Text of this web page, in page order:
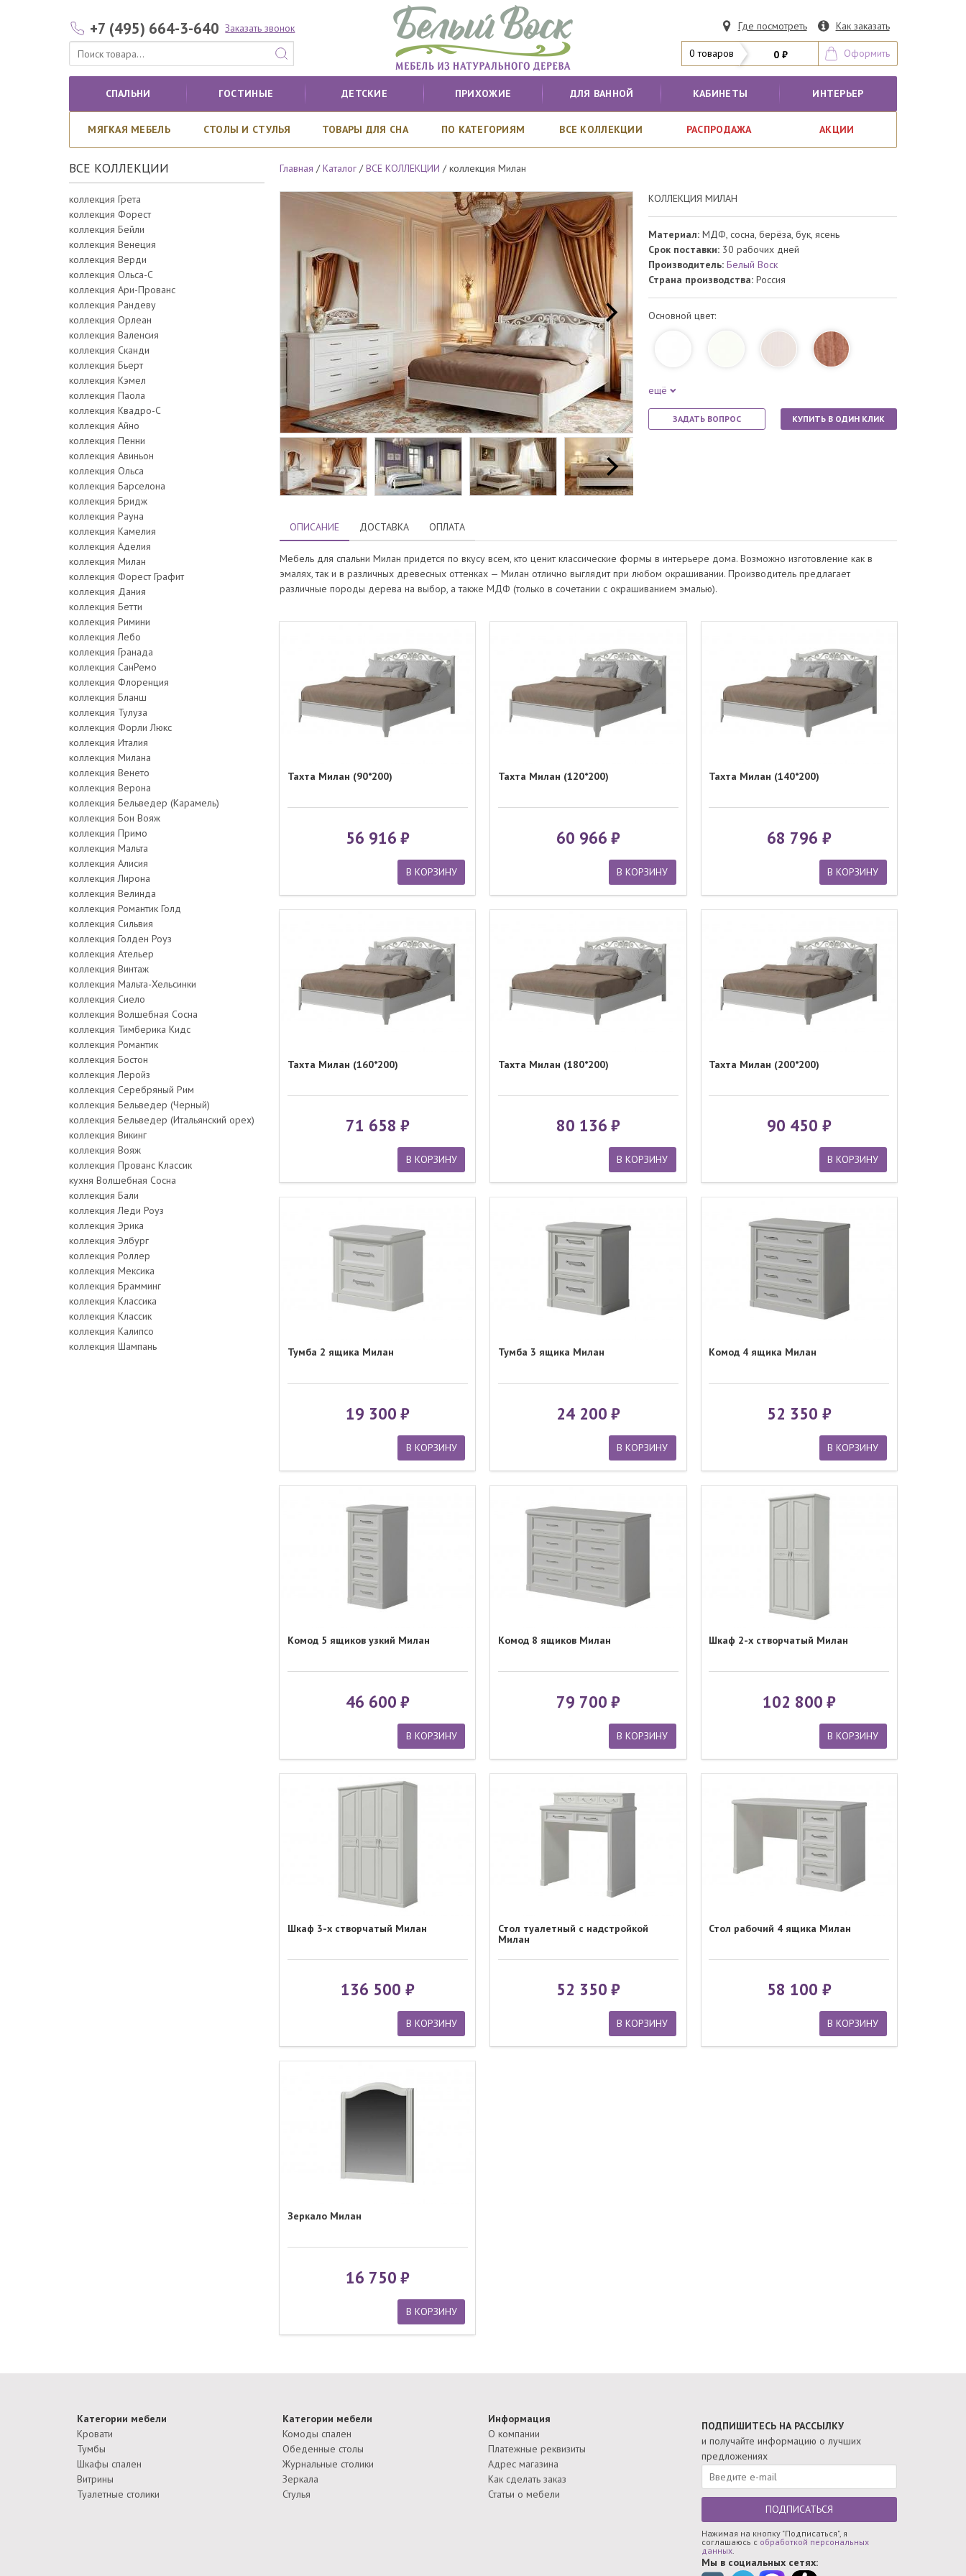
+7 (495) 664-3-640 Заказать звонок Где посмотреть Как заказать
0 товаров 0 ₽ Оформить
СПАЛЬНИ ГОСТИНЫЕ ДЕТСКИЕ ПРИХОЖИЕ ДЛЯ ВАННОЙ КАБИНЕТЫ ИНТЕРЬЕР
МЯГКАЯ МЕБЕЛЬ СТОЛЫ И СТУЛЬЯ ТОВАРЫ ДЛЯ СНА ПО КАТЕГОРИЯМ ВСЕ КОЛЛЕКЦИИ РАСПРОДАЖА АКЦИИ
ВСЕ КОЛЛЕКЦИИ
коллекция Грета
коллекция Форест
коллекция Бейли
коллекция Венеция
коллекция Верди
коллекция Ольса-С
коллекция Ари-Прованс
коллекция Рандеву
коллекция Орлеан
коллекция Валенсия
коллекция Сканди
коллекция Бьерт
коллекция Кэмел
коллекция Паола
коллекция Квадро-С
коллекция Айно
коллекция Пенни
коллекция Авиньон
коллекция Ольса
коллекция Барселона
коллекция Бридж
коллекция Рауна
коллекция Камелия
коллекция Аделия
коллекция Милан
коллекция Форест Графит
коллекция Дания
коллекция Бетти
коллекция Римини
коллекция Лебо
коллекция Гранада
коллекция СанРемо
коллекция Флоренция
коллекция Бланш
коллекция Тулуза
коллекция Форли Люкс
коллекция Италия
коллекция Милана
коллекция Венето
коллекция Верона
коллекция Бельведер (Карамель)
коллекция Бон Вояж
коллекция Примо
коллекция Мальта
коллекция Алисия
коллекция Лирона
коллекция Велинда
коллекция Романтик Голд
коллекция Сильвия
коллекция Голден Роуз
коллекция Ательер
коллекция Винтаж
коллекция Мальта-Хельсинки
коллекция Сиело
коллекция Волшебная Сосна
коллекция Тимберика Кидс
коллекция Романтик
коллекция Бостон
коллекция Леройз
коллекция Серебряный Рим
коллекция Бельведер (Черный)
коллекция Бельведер (Итальянский орех)
коллекция Викинг
коллекция Вояж
коллекция Прованс Классик
кухня Волшебная Сосна
коллекция Бали
коллекция Леди Роуз
коллекция Эрика
коллекция Элбург
коллекция Роллер
коллекция Мексика
коллекция Брамминг
коллекция Классика
коллекция Классик
коллекция Калипсо
коллекция Шампань
Главная /Каталог /ВСЕ КОЛЛЕКЦИИ /коллекция Милан
КОЛЛЕКЦИЯ МИЛАН
Материал:МДФ, сосна, берёза, бук, ясень
Срок поставки: 30 рабочих дней
Производитель:Белый Воск
Страна производства: Россия
Основной цвет:
ещё
ЗАДАТЬ ВОПРОС КУПИТЬ В ОДИН КЛИК
ОПИСАНИЕ ДОСТАВКА ОПЛАТА
Мебель для спальни Милан придется по вкусу всем, кто ценит классические формы в интерьере дома. Возможно изготовление как в
эмалях, так и в различных древесных оттенках — Милан отлично выглядит при любом окрашивании. Производитель предлагает
различные породы дерева на выбор, а также МДФ (только в сочетании с окрашиванием эмалью).
Тахта Милан (90*200)
56 916
В КОРЗИНУ
Тахта Милан (120*200)
60 966
В КОРЗИНУ
Тахта Милан (140*200)
68 796
В КОРЗИНУ
Тахта Милан (160*200)
71 658
В КОРЗИНУ
Тахта Милан (180*200)
80 136
В КОРЗИНУ
Тахта Милан (200*200)
90 450
В КОРЗИНУ
Тумба 2 ящика Милан
19 300
В КОРЗИНУ
Тумба 3 ящика Милан
24 200
В КОРЗИНУ
Комод 4 ящика Милан
52 350
В КОРЗИНУ
Комод 5 ящиков узкий Милан
46 600
В КОРЗИНУ
Комод 8 ящиков Милан
79 700
В КОРЗИНУ
Шкаф 2-х створчатый Милан
102 800
В КОРЗИНУ
Шкаф 3-х створчатый Милан
136 500
В КОРЗИНУ
Стол туалетный с надстройкой
Милан
52 350
В КОРЗИНУ
Стол рабочий 4 ящика Милан
58 100
В КОРЗИНУ
Зеркало Милан
16 750
В КОРЗИНУ
Категории мебели
Кровати
Тумбы
Шкафы спален
Витрины
Туалетные столики
Категории мебели
Комоды спален
Обеденные столы
Журнальные столики
Зеркала
Стулья
Информация
О компании
Платежные реквизиты
Адрес магазина
Как сделать заказ
Статьи о мебели
ПОДПИШИТЕСЬ НА РАССЫЛКУ
и получайте информацию о лучших
предложениях
ПОДПИСАТЬСЯ
Нажимая на кнопку "Подписаться", я
соглашаюсь с обработкой персональных
данных.
Мы в социальных сетях: